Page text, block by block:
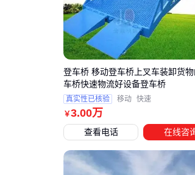
￥3.00万
登车桥 移动登车桥上叉车装卸货
车桥快速物流好设备登车桥
真实性已核验 移动 快速
查看电话 在线咨